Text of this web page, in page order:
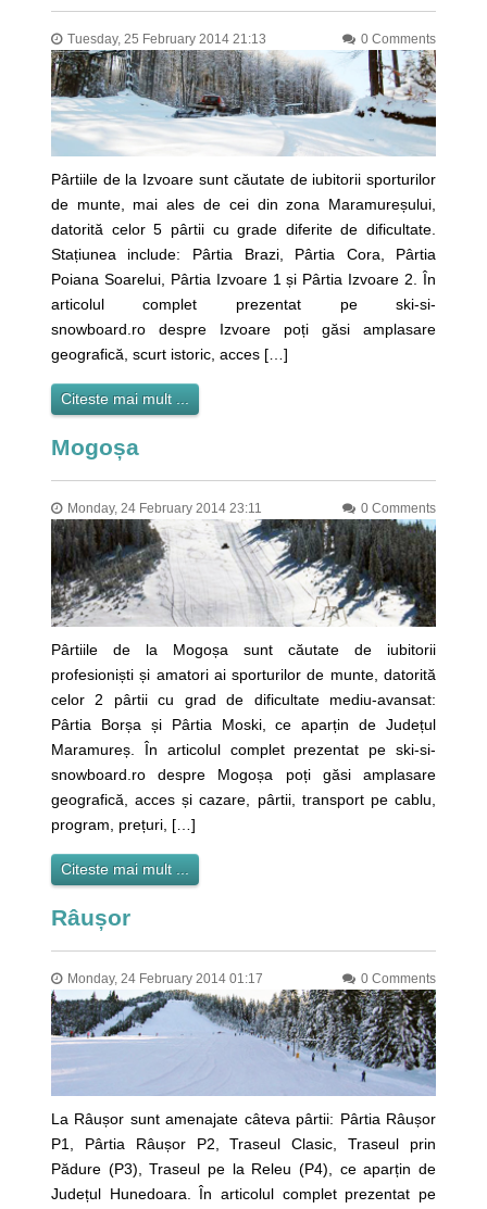
Tuesday, 25 February 2014 21:13 0 Comments
Pârtiile de la Izvoare sunt căutate de iubitorii sporturilor
de munte, mai ales de cei din zona Maramureșului,
datorită celor 5 pârtii cu grade diferite de dificultate.
Stațiunea include: Pârtia Brazi, Pârtia Cora, Pârtia
Poiana Soarelui, Pârtia Izvoare 1 și Pârtia Izvoare 2. În
articolul complet prezentat pe ski-si-
snowboard.ro despre Izvoare poți găsi amplasare
geografică, scurt istoric, acces […]
Citeste mai mult ...
Mogoșa
Monday, 24 February 2014 23:11 0 Comments
Pârtiile de la Mogoșa sunt căutate de iubitorii
profesioniști și amatori ai sporturilor de munte, datorită
celor 2 pârtii cu grad de dificultate mediu-avansat:
Pârtia Borșa și Pârtia Moski, ce aparțin de Județul
Maramureș. În articolul complet prezentat pe ski-si-
snowboard.ro despre Mogoșa poți găsi amplasare
geografică, acces și cazare, pârtii, transport pe cablu,
program, prețuri, […]
Citeste mai mult ...
Râușor
Monday, 24 February 2014 01:17 0 Comments
La Râușor sunt amenajate câteva pârtii: Pârtia Râușor
P1, Pârtia Râușor P2, Traseul Clasic, Traseul prin
Pădure (P3), Traseul pe la Releu (P4), ce aparțin de
Județul Hunedoara. În articolul complet prezentat pe